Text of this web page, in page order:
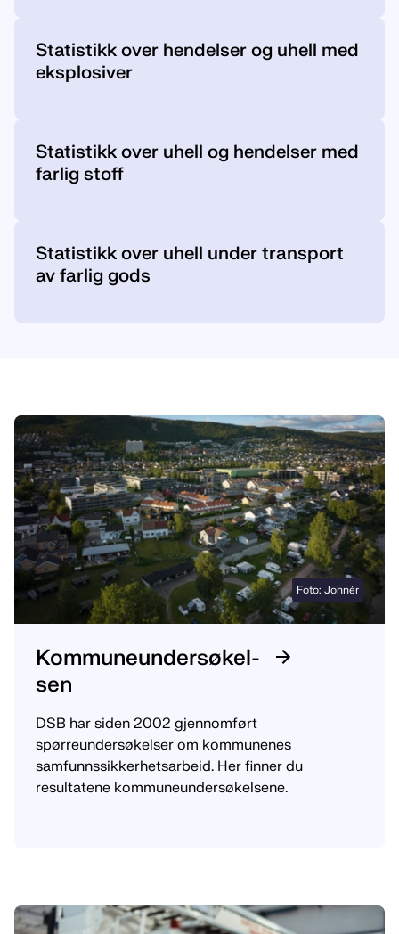
Statistikk over hendelser og uhell med
eksplosiver
Statistikk over uhell og hendelser med
farlig stoff
Statistikk over uhell under transport
av farlig gods
Kom­mune­un­der­sø­kel­
sen
DSB har siden 2002 gjennomført
spørreundersøkelser om kommunenes
samfunnssikkerhetsarbeid. Her finner du
resultatene kommuneundersøkelsene.
Foto: Johnér